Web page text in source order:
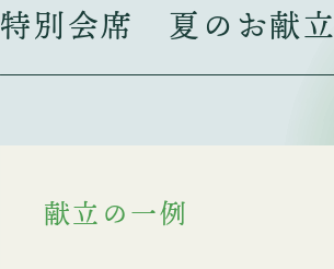
特別会席 夏のお献立
献立の一例